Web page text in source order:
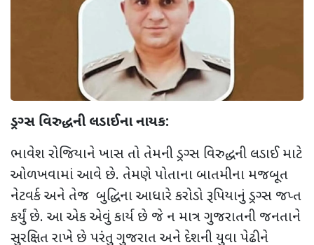
ડ્રગ્સ વિરુદ્ધની લડાઈના નાયક:
ભાવેશ રોજિયાને ખાસ તો તેમની ડ્રગ્સ વિરુદ્ધની લડાઈ માટે
ઓળખવામાં આવે છે. તેમણે પોતાના બાતમીના મજબૂત
નેટવર્ક અને તેજ બુદ્ધિના આધારે કરોડો રૂપિયાનું ડ્રગ્સ જપ્ત
કર્યું છે. આ એક એવું કાર્ય છે જે ન માત્ર ગુજરાતની જનતાને
સુરક્ષિત રાખે છે પરંતુ ગુજરાત અને દેશની યુવા પેઢીને